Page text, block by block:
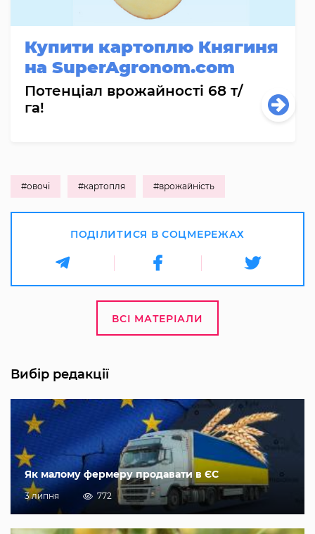
Купити картоплю Княгиня
на SuperAgronom.com
Потенціал врожайності 68 т/
га!
#овочі #картопля #врожайність
ПОДІЛИТИСЯ В СОЦМЕРЕЖАХ
ВСІ МАТЕРІАЛИ
Вибір редакції
Як малому фермеру продавати в ЄС
3 липня 772